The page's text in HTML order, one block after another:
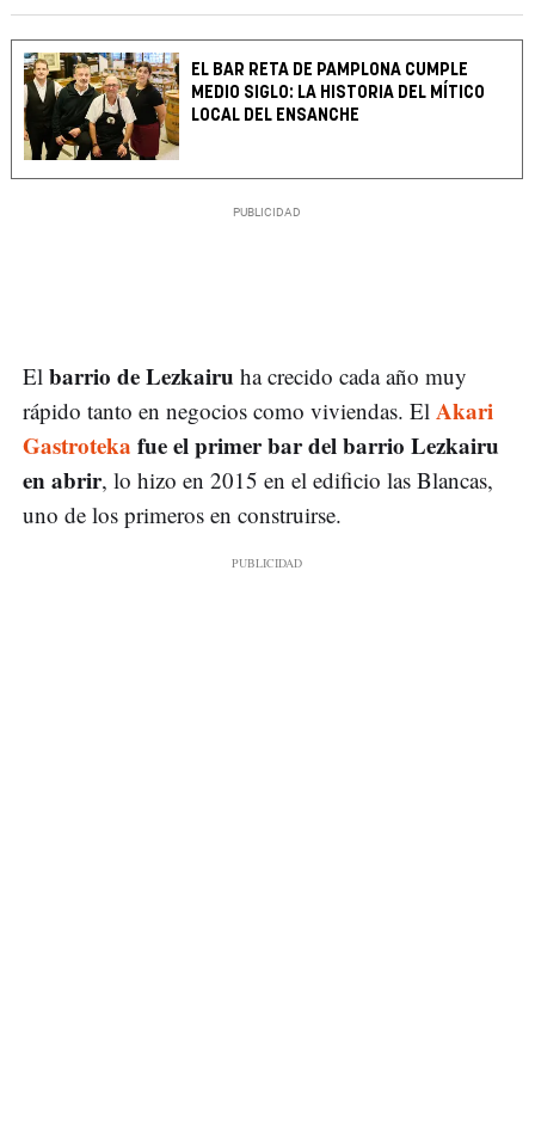
EL BAR RETA DE PAMPLONA CUMPLE
MEDIO SIGLO: LA HISTORIA DEL MÍTICO
LOCAL DEL ENSANCHE
El barrio de Lezkairu ha crecido cada año muy
rápido tanto en negocios como viviendas. El Akari
Gastroteka fue el primer bar del barrio Lezkairu
en abrir, lo hizo en 2015 en el edificio las Blancas,
uno de los primeros en construirse.